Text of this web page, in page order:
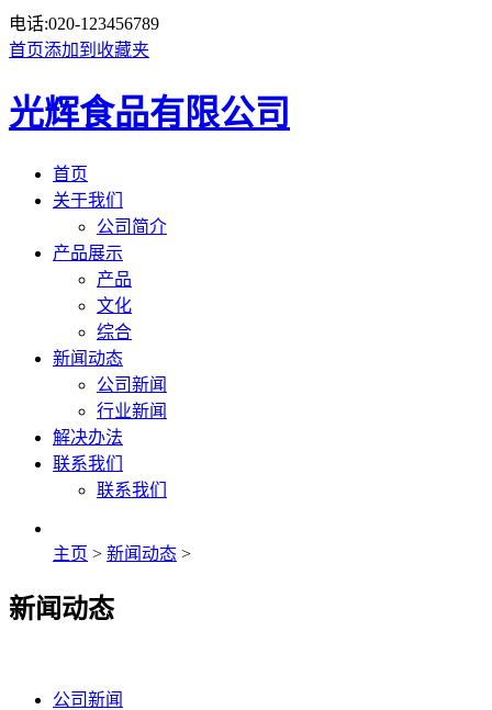
电话:020-123456789
首页添加到收藏夹
光辉食品有限公司
首页
关于我们
公司简介
产品展示
产品
文化
综合
新闻动态
公司新闻
行业新闻
解决办法
联系我们
联系我们
主页 > 新闻动态 >
新闻动态
公司新闻